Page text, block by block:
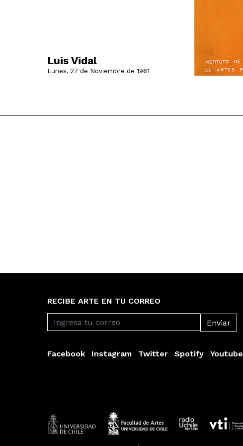
Luis Vidal
Lunes, 27 de Noviembre de 1961
RECIBE ARTE EN TU CORREO
Facebook Instagram Twitter Spotify Youtube